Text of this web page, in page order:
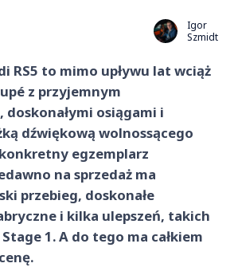
Igor
Szmidt
RS5 to mimo upływu lat wciąż
z przyjemnym
doskonałymi osiągami i
dźwiękową wolnossącego
egzemplarz
na sprzedaż ma
przebieg, doskonałe
i kilka ulepszeń, takich
1. A do tego ma całkiem